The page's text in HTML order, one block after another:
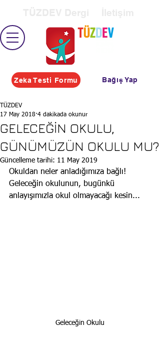
Zeka Testi Formu Bağış Yap
GELECEĞİN OKULU,
GÜNÜMÜZÜN OKULU MU?
TÜZDEV
17 May 2018 4 dakikada okunur
Güncelleme tarihi: 11 May 2019
Okuldan neler anladığımıza bağlı!
Geleceğin okulunun, bugünkü
anlayışımızla okul olmayacağı kesin...
Geleceğin Okulu